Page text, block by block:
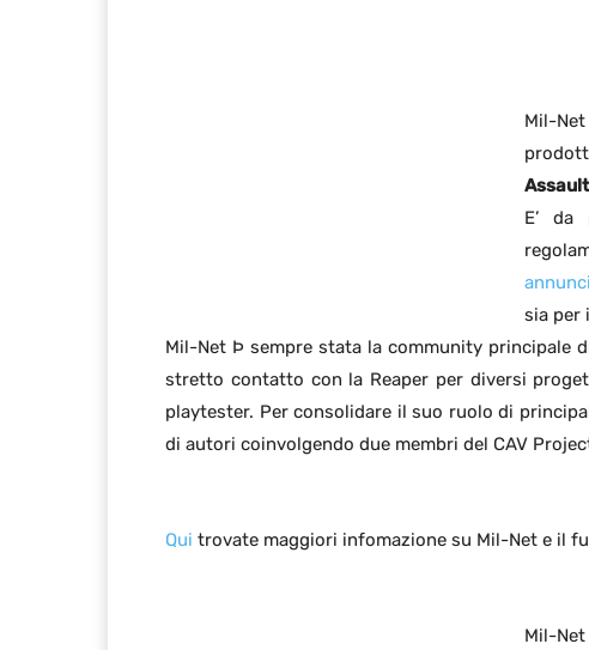
Mil-
E’ da
sia per
Mil-Net Þ sempre stata la community principale
stretto contatto con la Reaper per diversi
playtester. Per consolidare il suo ruolo di
di autori coinvolgendo due membri del CAV
Qui trovate maggiori infomazione su Mil-Net e il
Mil-